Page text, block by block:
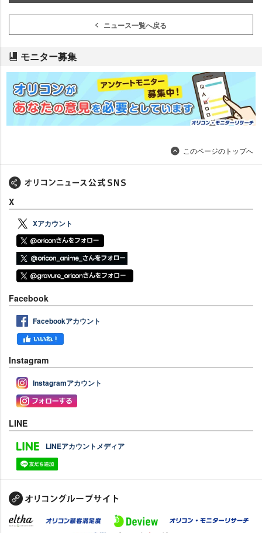
ニュース一覧へ戻る
モニター募集
このページのトップへ
X
Xアカウント
Facebook
Facebookアカウント
Instagram
Instagramアカウント
LINE
LINEアカウントメディア